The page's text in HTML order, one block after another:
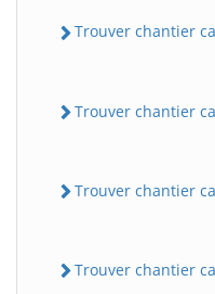
Trouver chantier
Trouver chantier
Trouver chantier
Trouver chantier